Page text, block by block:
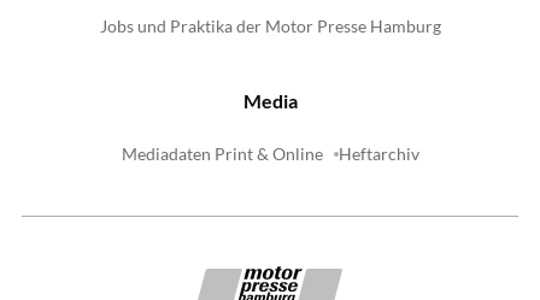
Jobs und Praktika der Motor Presse Hamburg
Media
Mediadaten Print & Online Heftarchiv